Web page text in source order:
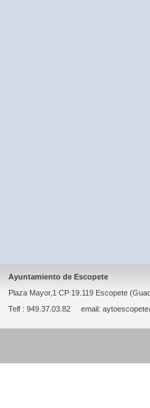
Ayuntamiento de Escopete
Plaza Mayor,1 CP 19.119 Escopete
Telf : 949.37.03.82 email: